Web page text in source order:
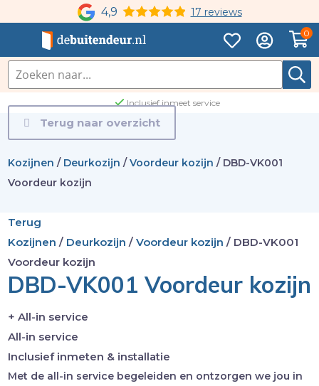
4,9 17 reviews
0
Inclusief inmeet service
Terug naar overzicht
Kozijnen / Deurkozijn /Voordeur kozijn / DBD-VK001
Voordeur kozijn
Terug
Kozijnen / Deurkozijn / Voordeur kozijn / DBD-VK001
Voordeur kozijn
DBD-VK001 Voordeur kozijn
+ All-in service
All-in service
Inclusief inmeten & installatie
Met de all-in service begeleiden en ontzorgen we jou in